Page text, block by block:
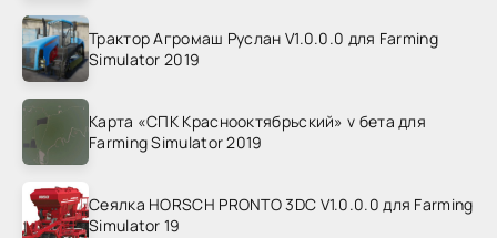
Трактор Агромаш Руслан V1.0.0.0 для Farming
Simulator 2019
Карта «СПК Краснооктябрьский» v бета для
Farming Simulator 2019
Сеялка HORSCH PRONTO 3DC V1.0.0.0 для Farming
Simulator 19